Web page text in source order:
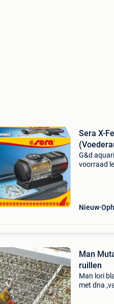
Sera X-
G&d
voorraad
Nieuw
Man
ruillen
Man lori
met dna